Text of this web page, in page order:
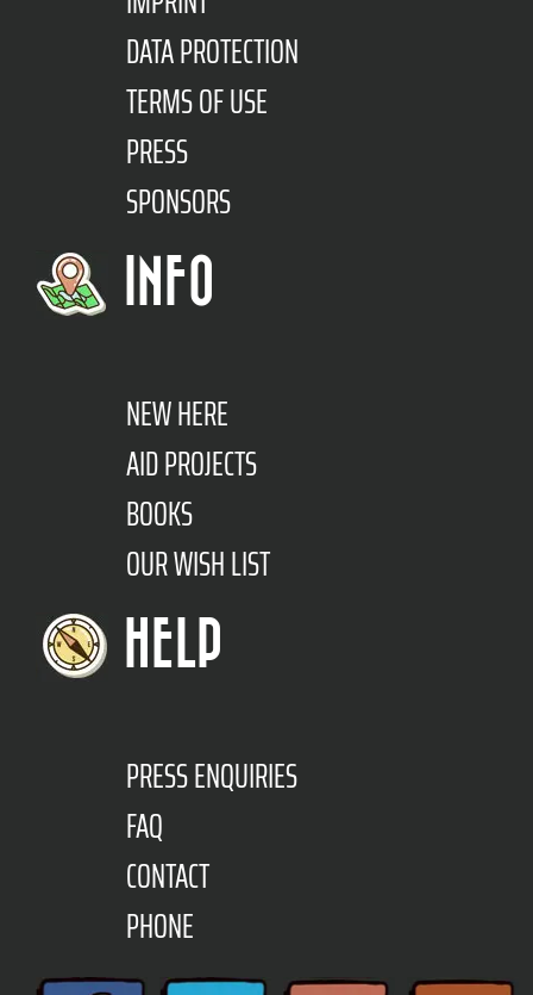
DATA PROTECTION
TERMS OF USE
PRESS
SPONSORS
INFO
NEW HERE
AID PROJECTS
BOOKS
OUR WISH LIST
HELP
PRESS ENQUIRIES
FAQ
CONTACT
PHONE